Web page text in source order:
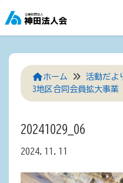
to
content
ホーム 活動だよ
3地区合同会員拡大事業
20241029_06
2024.11.11